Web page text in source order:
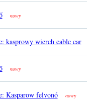
nowy
kasprowy wierch cable car
nowy
Kasparow felvonó nowy